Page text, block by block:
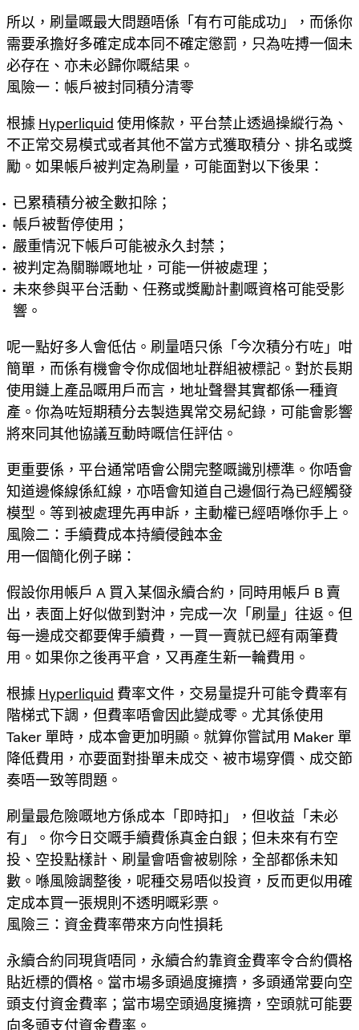
所以，刷量嘅最大問題唔係「有冇可能成功」，而係你
需要承擔好多確定成本同不確定懲罰，只為咗搏一個未
必存在、亦未必歸你嘅結果。
風險一：帳戶被封同積分清零
根據 Hyperliquid 使用條款，平台禁止透過操縱行為、
不正常交易模式或者其他不當方式獲取積分、排名或獎
勵。如果帳戶被判定為刷量，可能面對以下後果：
已累積積分被全數扣除；
帳戶被暫停使用；
嚴重情況下帳戶可能被永久封禁；
被判定為關聯嘅地址，可能一併被處理；
未來參與平台活動、任務或獎勵計劃嘅資格可能受影
響。
呢一點好多人會低估。刷量唔只係「今次積分冇咗」咁
簡單，而係有機會令你成個地址群組被標記。對於長期
使用鏈上產品嘅用戶而言，地址聲譽其實都係一種資
產。你為咗短期積分去製造異常交易紀錄，可能會影響
將來同其他協議互動時嘅信任評估。
更重要係，平台通常唔會公開完整嘅識別標準。你唔會
知道邊條線係紅線，亦唔會知道自己邊個行為已經觸發
模型。等到被處理先再申訴，主動權已經唔喺你手上。
風險二：手續費成本持續侵蝕本金
用一個簡化例子睇：
假設你用帳戶 A 買入某個永續合約，同時用帳戶 B 賣
出，表面上好似做到對沖，完成一次「刷量」往返。但
每一邊成交都要俾手續費，一買一賣就已經有兩筆費
用。如果你之後再平倉，又再產生新一輪費用。
根據 Hyperliquid 費率文件，交易量提升可能令費率有
階梯式下調，但費率唔會因此變成零。尤其係使用
Taker 單時，成本會更加明顯。就算你嘗試用 Maker 單
降低費用，亦要面對掛單未成交、被市場穿價、成交節
奏唔一致等問題。
刷量最危險嘅地方係成本「即時扣」，但收益「未必
有」。你今日交嘅手續費係真金白銀；但未來有冇空
投、空投點樣計、刷量會唔會被剔除，全部都係未知
數。喺風險調整後，呢種交易唔似投資，反而更似用確
定成本買一張規則不透明嘅彩票。
風險三：資金費率帶來方向性損耗
永續合約同現貨唔同，永續合約靠資金費率令合約價格
貼近標的價格。當市場多頭過度擁擠，多頭通常要向空
頭支付資金費率；當市場空頭過度擁擠，空頭就可能要
向多頭支付資金費率。